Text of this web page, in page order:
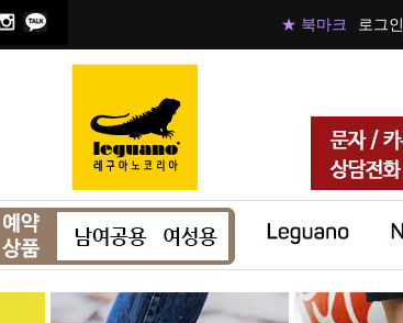
★ 북마크 로그인